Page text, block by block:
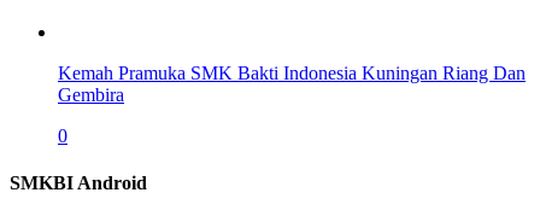
Kemah Pramuka SMK Bakti Indonesia Kuningan Riang Dan
Gembira
0
SMKBI Android